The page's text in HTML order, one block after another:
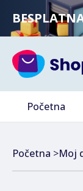
Početna
Početna >Moj